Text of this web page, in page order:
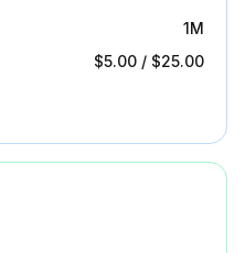
1M
$5.00 / $25.00